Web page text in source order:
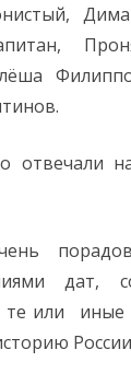
отвечали
дат,
или иные